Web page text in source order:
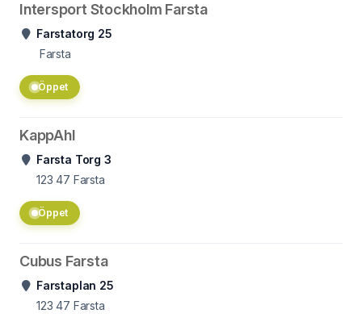
Intersport Stockholm Farsta
Farstatorg 25
Farsta
Öppet
KappAhl
Farsta Torg 3
123 47 Farsta
Öppet
Cubus Farsta
Farstaplan 25
123 47 Farsta